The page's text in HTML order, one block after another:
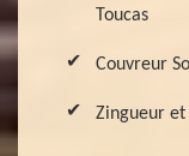
Toucas
Couvreur
Zingueur et